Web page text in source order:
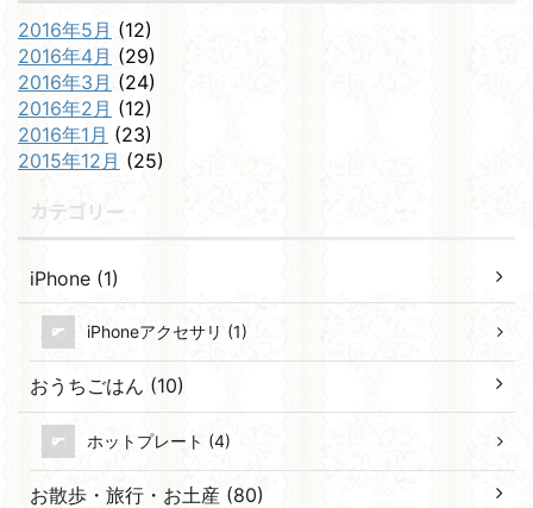
2016年5月 (12)
2016年4月 (29)
2016年3月 (24)
2016年2月 (12)
2016年1月 (23)
2015年12月 (25)
カテゴリー
iPhone (1)
iPhoneアクセサリ (1)
おうちごはん (10)
ホットプレート (4)
お散歩・旅行・お土産 (80)